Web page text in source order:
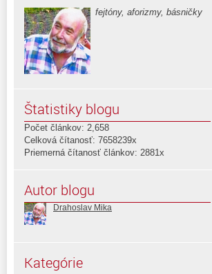
fejtóny, aforizmy, básničky
Štatistiky blogu
Počet článkov: 2,658
Celková čítanosť: 7658239x
Priemerná čítanosť článkov: 2881x
Autor blogu
Drahoslav Mika
Kategórie